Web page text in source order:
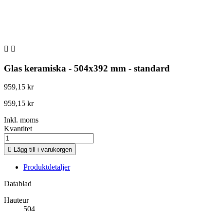
 
Glas keramiska - 504x392 mm - standard
959,15 kr
959,15 kr
Inkl. moms
Kvantitet
 Lägg till i varukorgen
Produktdetaljer
Datablad
Hauteur
504